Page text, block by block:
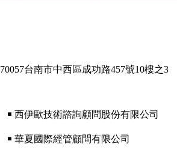
70057台南市中西區成功路457號10樓之3
￭ 西伊歐技術諮詢顧問股份有限公司
￭ 華夏國際經管顧問有限公司